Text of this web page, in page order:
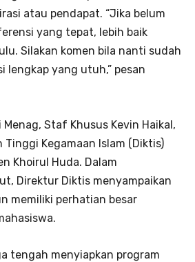
atau pendapat. “Jika belum
yang tepat, lebih baik
Silakan komen bila nanti sudah
lengkap yang utuh,” pesan
Staf Khusus Kevin Haikal,
Kegamaan Islam (Diktis)
Khoirul Huda. Dalam
Direktur Diktis menyampaikan
memiliki perhatian besar
tengah menyiapkan program